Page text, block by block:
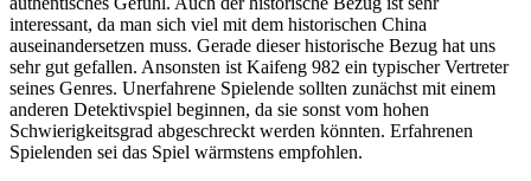
interessant, da man sich viel mit dem historischen China
auseinandersetzen muss. Gerade dieser historische Bezug hat uns
sehr gut gefallen. Ansonsten ist Kaifeng 982 ein typischer Vertreter
seines Genres. Unerfahrene Spielende sollten zunächst mit einem
anderen Detektivspiel beginnen, da sie sonst vom hohen
Schwierigkeitsgrad abgeschreckt werden könnten. Erfahrenen
Spielenden sei das Spiel wärmstens empfohlen.